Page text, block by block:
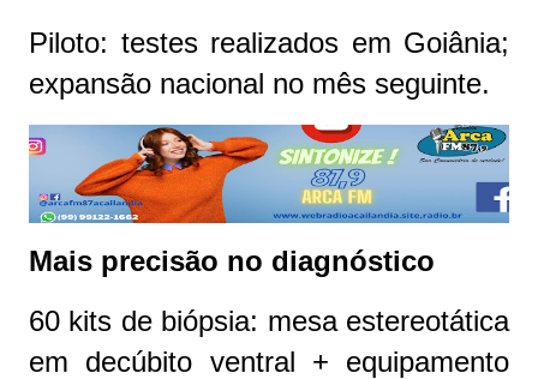
Piloto: testes realizados em Goiânia;
expansão nacional no mês seguinte.
Mais precisão no diagnóstico
60 kits de biópsia: mesa estereotática
em decúbito ventral + equipamento